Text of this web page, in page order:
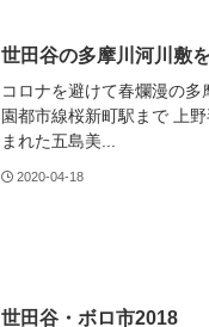
世田谷の多摩川河川敷
コロナを避けて春爛漫の
園都市線桜新町駅まで 上
まれた五島美...
2020-04-18
世田谷・ボロ市2018